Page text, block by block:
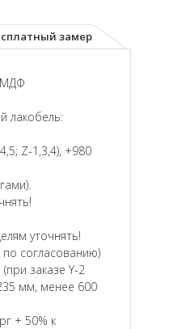
замер
МДФ
лакобель:
Z-1,3,4), +980
уточнять!
согласованию)
заказе Y-2
мм, менее 600
+ 50% к